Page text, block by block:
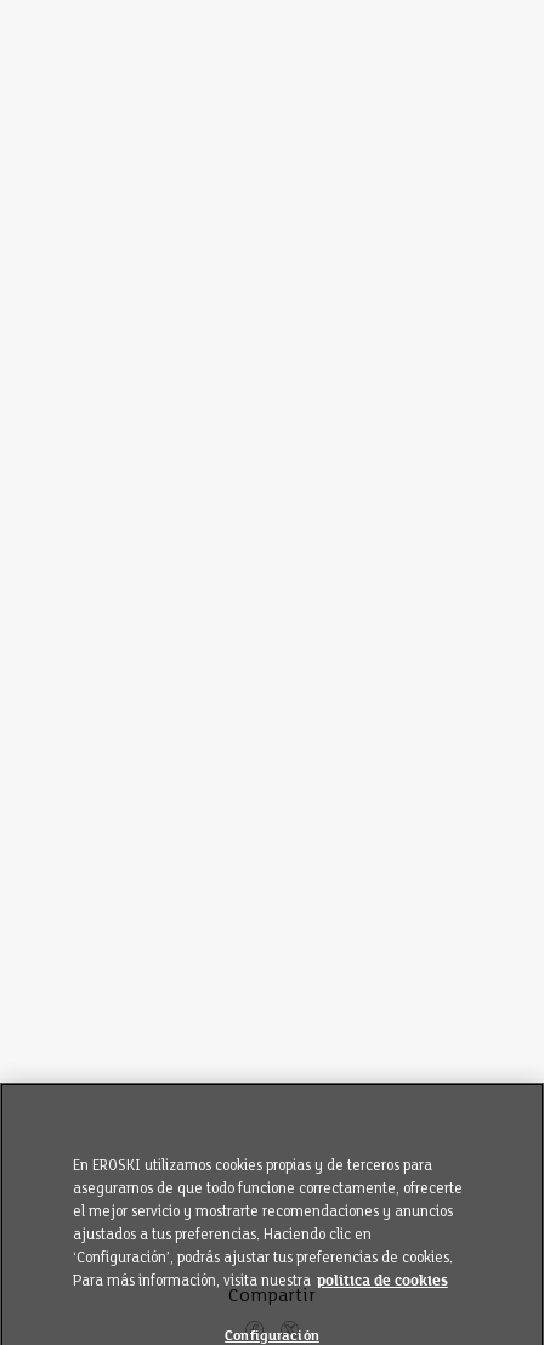
Compartir
En EROSKI utilizamos cookies propias y de terceros para
asegurarnos de que todo funcione correctamente, ofrecerte
el mejor servicio y mostrarte recomendaciones y anuncios
ajustados a tus preferencias. Haciendo clic en
‘Configuración’, podrás ajustar tus preferencias de cookies.
Para más información, visita nuestra política de cookies
Configuración